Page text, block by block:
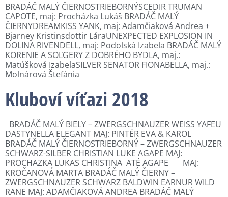
BRADÁČ MALÝ ČIERNOSTRIEBORNÝSCEDIR TRUMAN
CAPOTE, maj: Procházka Lukáš BRADÁČ MALÝ
ČIERNYDREAMKISS YANK, maj: Adamčiaková Andrea +
Bjarney Kristinsdottir LáraUNEXPECTED EXPLOSION IN
DOLINA RIVENDELL, maj: Podolská Izabela BRADÁČ MALÝ
KORENIE A SOĽGERY Z DOBRÉHO BYDLA, maj.:
Matúšková IzabelaSILVER SENATOR FIONABELLA, maj.:
Molnárová Štefánia
Kluboví víťazi 2018
BRADÁČ MALÝ BIELY – ZWERGSCHNAUZER WEISS YAFEU
DASTYNELLA ELEGANT MAJ: PINTÉR EVA & KAROL
BRADÁČ MALÝ ČIERNOSTRIEBORNÝ – ZWERGSCHNAUZER
SCHWARZ-SILBER CHRISTIAN LUKE AGAPE MAJ:
PROCHAZKA LUKAS CHRISTINA ATÉ AGAPE MAJ:
KROČANOVÁ MARTA BRADÁČ MALÝ ČIERNY –
ZWERGSCHNAUZER SCHWARZ BALDWIN EARNUR WILD
RANE MAJ: ADAMČIAKOVÁ ANDREA BRADÁČ MALÝ